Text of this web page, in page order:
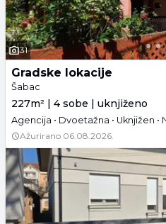
31
Gradske lokacije
Šabac
227m² | 4 sobe | uknjiženo
Ažurirano 06.08.2026.